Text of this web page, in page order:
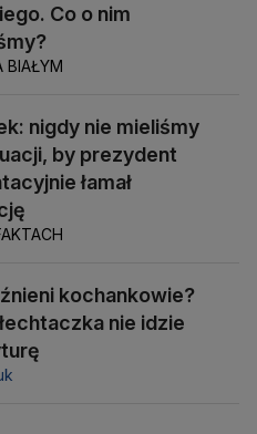
Co o nim
BIAŁYM
nigdy nie mieliśmy
by prezydent
łamał
kochankowie?
nie idzie